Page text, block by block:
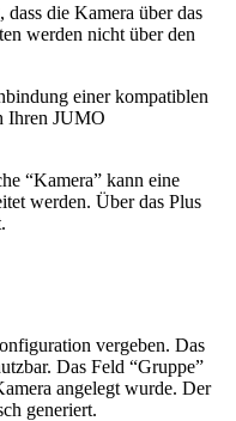
die Kamera über das
werden nicht über den
einer kompatiblen
Ihren JUMO
“Kamera” kann eine
werden. Über das Plus
vergeben. Das
Das Feld “Gruppe”
angelegt wurde. Der
generiert.